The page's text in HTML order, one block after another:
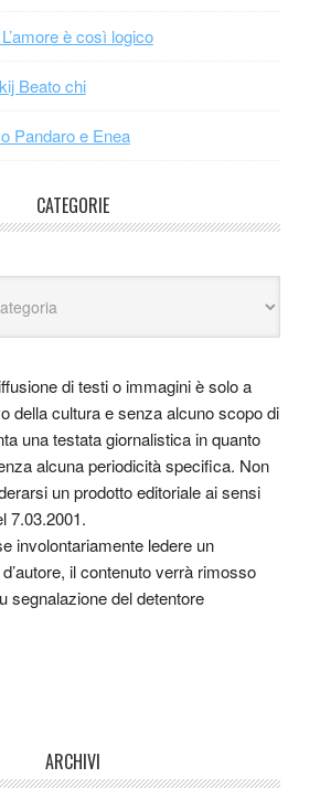
è così logico
Beato chi
Pandaro e Enea
CATEGORIE
di testi o immagini è solo a
della cultura e senza alcuno scopo di
una testata giornalistica in quanto
alcuna periodicità specifica. Non
un prodotto editoriale ai sensi
7.03.2001.
involontariamente ledere un
il contenuto verrà rimosso
segnalazione del detentore
ARCHIVI